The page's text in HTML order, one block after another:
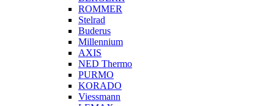
ROMMER
Stelrad
Buderus
Millennium
AXIS
NED Thermo
PURMO
KORADO
Viessmann